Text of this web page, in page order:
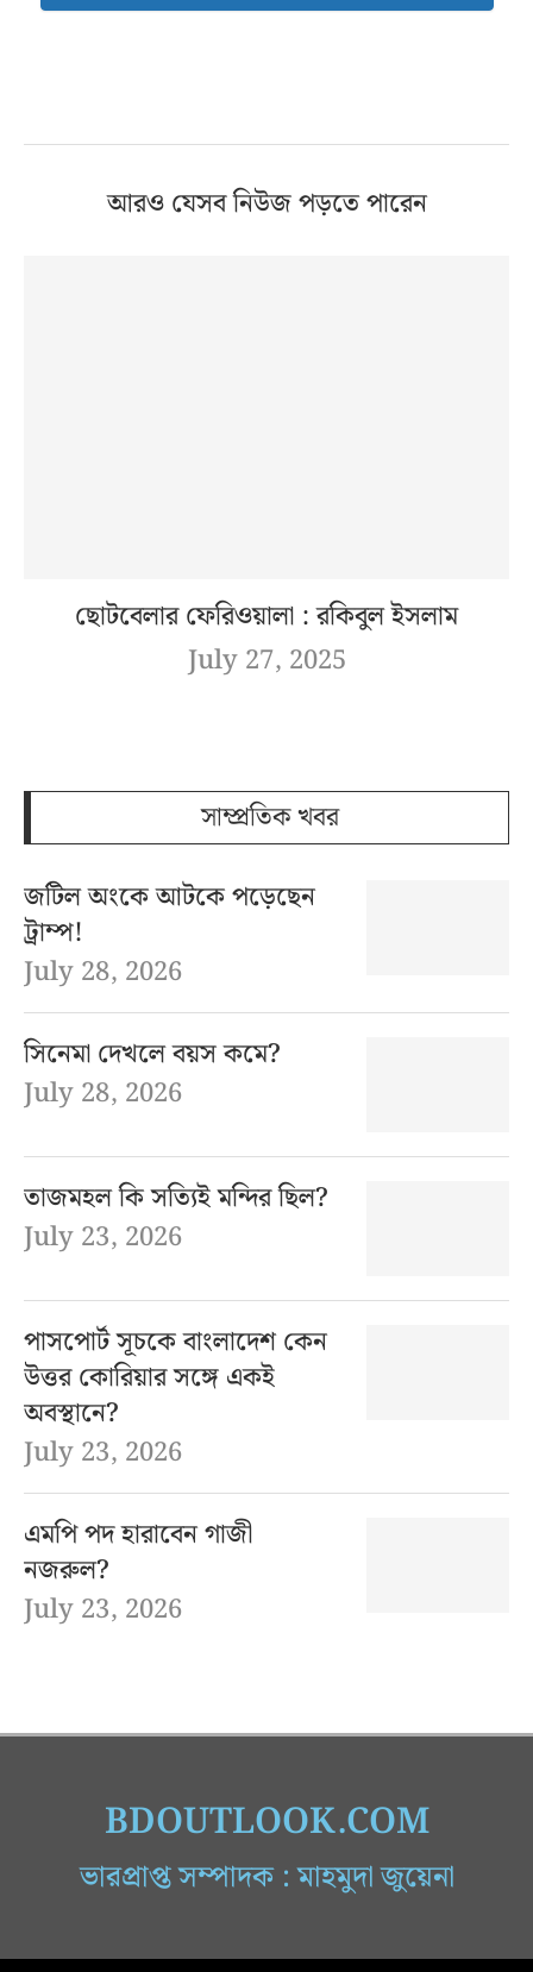
আরও যেসব নিউজ পড়তে পারেন
ছোটবেলার ফেরিওয়ালা : রকিবুল ইসলাম
July 27, 2025
সাম্প্রতিক খবর
জটিল অংকে আটকে পড়েছেন
ট্রাম্প!
July 28, 2026
সিনেমা দেখলে বয়স কমে?
July 28, 2026
তাজমহল কি সত্যিই মন্দির ছিল?
July 23, 2026
পাসপোর্ট সূচকে বাংলাদেশ কেন
উত্তর কোরিয়ার সঙ্গে একই
অবস্থানে?
July 23, 2026
এমপি পদ হারাবেন গাজী
নজরুল?
July 23, 2026
BDOUTLOOK.COM
ভারপ্রাপ্ত সম্পাদক : মাহমুদা জুয়েনা